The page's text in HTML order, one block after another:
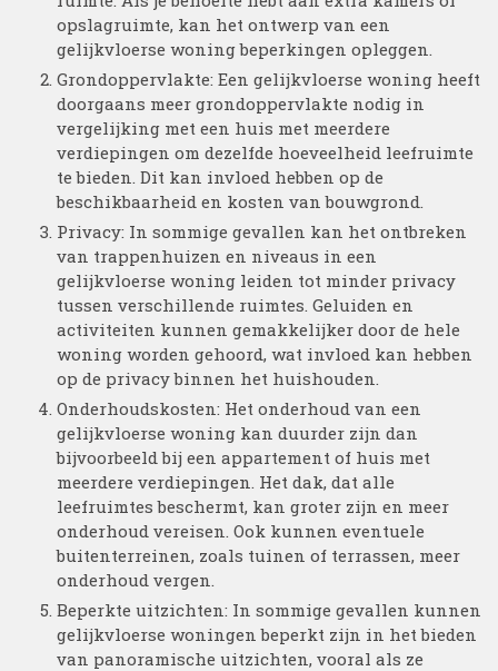
opslagruimte, kan het ontwerp van een
gelijkvloerse woning beperkingen opleggen.
Grondoppervlakte: Een gelijkvloerse woning heeft
doorgaans meer grondoppervlakte nodig in
vergelijking met een huis met meerdere
verdiepingen om dezelfde hoeveelheid leefruimte
te bieden. Dit kan invloed hebben op de
beschikbaarheid en kosten van bouwgrond.
Privacy: In sommige gevallen kan het ontbreken
van trappenhuizen en niveaus in een
gelijkvloerse woning leiden tot minder privacy
tussen verschillende ruimtes. Geluiden en
activiteiten kunnen gemakkelijker door de hele
woning worden gehoord, wat invloed kan hebben
op de privacy binnen het huishouden.
Onderhoudskosten: Het onderhoud van een
gelijkvloerse woning kan duurder zijn dan
bijvoorbeeld bij een appartement of huis met
meerdere verdiepingen. Het dak, dat alle
leefruimtes beschermt, kan groter zijn en meer
onderhoud vereisen. Ook kunnen eventuele
buitenterreinen, zoals tuinen of terrassen, meer
onderhoud vergen.
Beperkte uitzichten: In sommige gevallen kunnen
gelijkvloerse woningen beperkt zijn in het bieden
van panoramische uitzichten, vooral als ze